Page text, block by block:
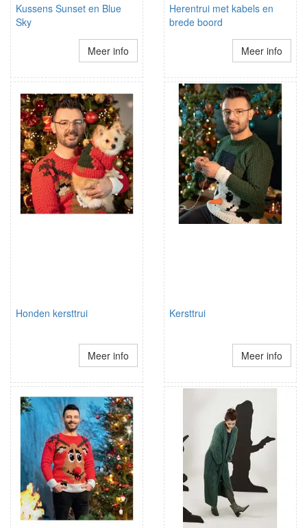
Kussens Sunset en Blue
Sky
Meer info
Herentrui met kabels en
brede boord
Meer info
Honden kersttrui
Meer info
Kersttrui
Meer info